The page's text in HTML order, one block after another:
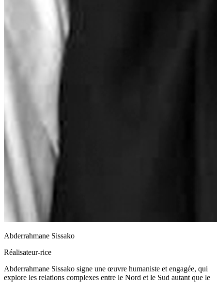
Abderrahmane Sissako
Réalisateur-rice
Abderrahmane Sissako signe une œuvre humaniste et engagée, qui
explore les relations complexes entre le Nord et le Sud autant que le